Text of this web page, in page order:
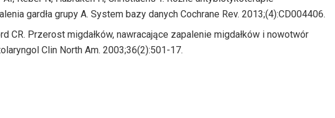
gardła grupy A. System bazy danych Cochrane Rev. 2013;(4):CD004406.
CR. Przerost migdałków, nawracające zapalenie migdałków i nowotwór
Clin North Am. 2003;36(2):501-17.